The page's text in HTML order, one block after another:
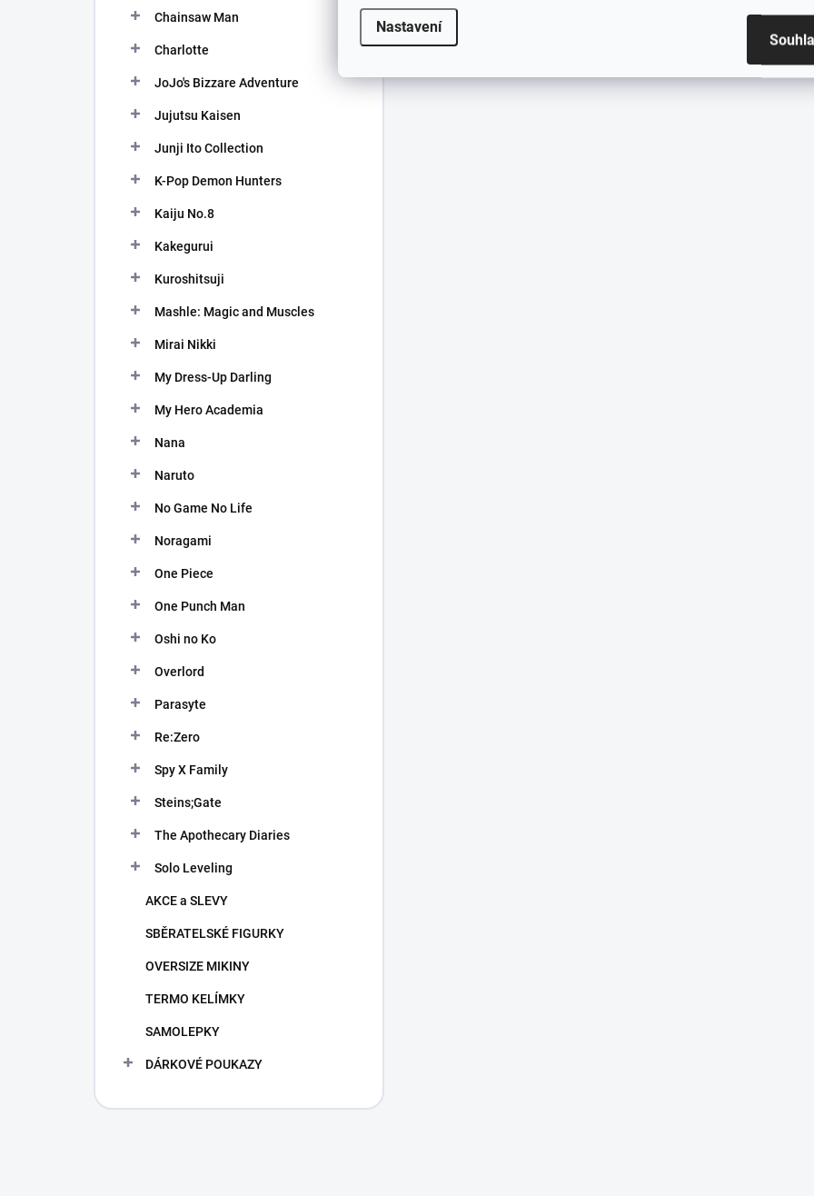
Nastavení
Chainsaw Man
Charlotte
JoJo's Bizzare Adventure
Jujutsu Kaisen
Junji Ito Collection
K-Pop Demon Hunters
Kaiju No.8
Kakegurui
Kuroshitsuji
Mashle: Magic and Muscles
Mirai Nikki
My Dress-Up Darling
My Hero Academia
Nana
Naruto
No Game No Life
Noragami
One Piece
One Punch Man
Oshi no Ko
Overlord
Parasyte
Re:Zero
Spy X Family
Steins;Gate
The Apothecary Diaries
Solo Leveling
AKCE a SLEVY
SBĚRATELSKÉ FIGURKY
OVERSIZE MIKINY
TERMO KELÍMKY
SAMOLEPKY
DÁRKOVÉ POUKAZY